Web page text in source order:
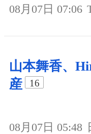
08月07日 07:06
山本舞香、
産
16
08月07日 05:48